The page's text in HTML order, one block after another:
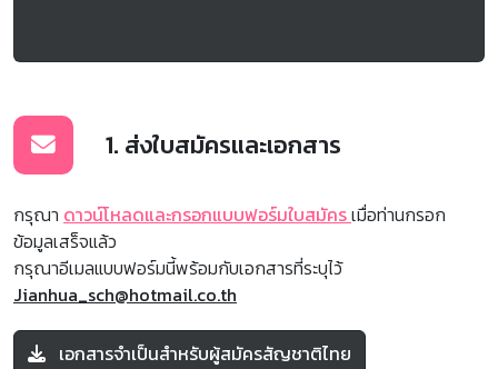
1. ส่งใบสมัครและเอกสาร
กรุณา ดาวน์โหลดและกรอกแบบฟอร์มใบสมัครเมื่อท่านกรอก
ข้อมูลเสร็จแล้ว
กรุณาอีเมลแบบฟอร์มนี้พร้อมกับเอกสารที่ระบุไว้
Jianhua_sch@hotmail.co.th
เอกสารจำเป็นสำหรับผู้สมัครสัญชาติไทย